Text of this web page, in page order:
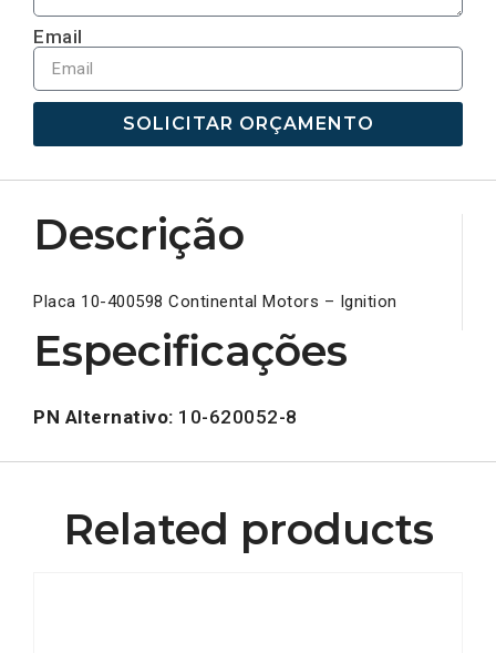
Email
SOLICITAR ORÇAMENTO
Descrição
Placa 10-400598 Continental Motors – Ignition
Especificações
PN Alternativo: 10-620052-8
Related products